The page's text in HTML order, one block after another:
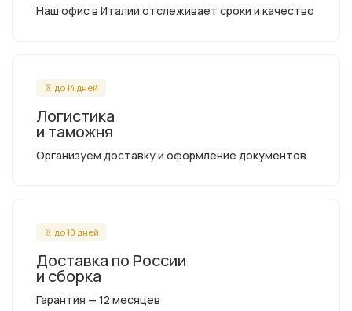
Наш офис в Италии отслеживает сроки и качество
до 14 дней
Логистика
и таможня
Организуем доставку и оформление документов
до 10 дней
Доставка по России
и сборка
Гарантия — 12 месяцев